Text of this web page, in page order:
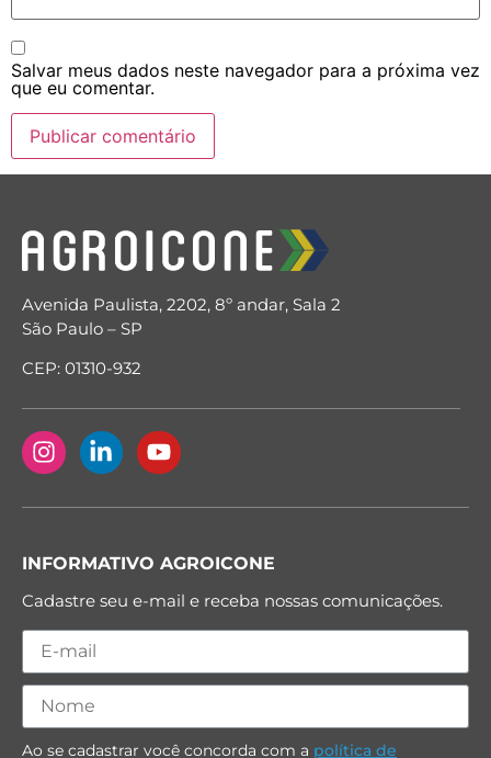
Salvar meus dados neste navegador para a próxima vez
que eu comentar.
Avenida Paulista, 2202, 8º andar, Sala 2
São Paulo – SP
CEP: 01310-932
INFORMATIVO AGROICONE
Cadastre seu e-mail e receba nossas comunicações.
Ao se cadastrar você concorda com a política de